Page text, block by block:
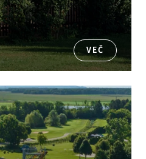
VEČ